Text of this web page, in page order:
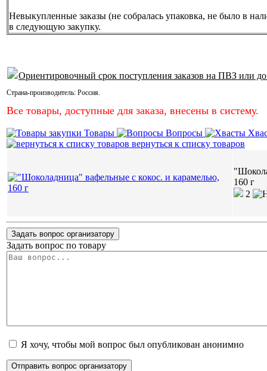
Невыкупленные заказы (не собралась упаковка, не было в
в следующую закупку.
Ориентировочный срок поступления заказов на ПВЗ или
Страна-производитель: Россия.
Все товары, доступные для заказа, внесены в систему.
Товары Вопросы
вернуться к списку товаров
160 г
2
Задать вопрос организатору
Задать вопрос по товару
Я хочу, чтобы мой вопрос был опубликован анонимно
Отправить вопрос организатору